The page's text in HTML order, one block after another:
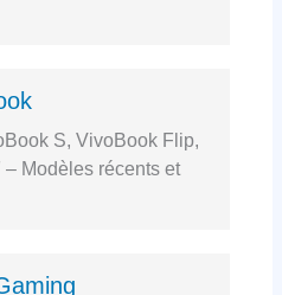
S, VivoBook Flip,
Modèles récents et